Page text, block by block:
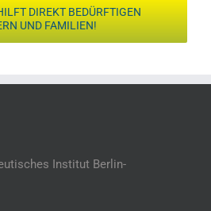
DIREKT BEDÜRFTIGEN
UND FAMILIEN!
Institut Berlin-